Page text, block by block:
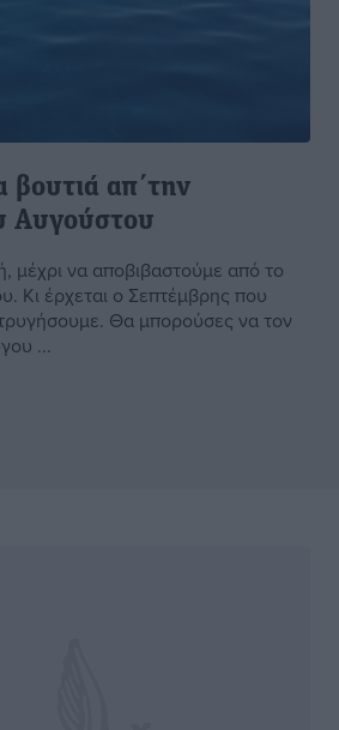
βουτιά απ΄την
Αυγούστου
μέχρι να αποβιβαστούμε από το
Κι έρχεται ο Σεπτέμβρης που
Θα μπορούσες να τον
...